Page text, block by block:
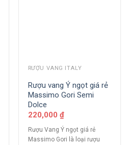
RƯỢU VANG ITALY
Rượu vang Ý ngọt giá rẻ
Massimo Gori Semi
Dolce
220,000 ₫
Rượu Vang Ý ngọt giá rẻ
Massimo Gori là loại rượu